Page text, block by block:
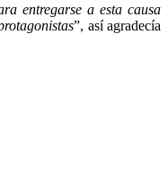
entregarse a esta causa
”, así agradecía